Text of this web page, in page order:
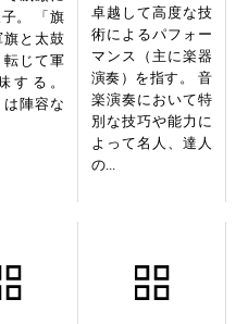
。 「旗
旗と太鼓
転じて軍
する。
は陣容な
卓越して高度な技
術によるパフォー
マンス（主に楽器
演奏）を指す。 音
楽演奏において特
別な技巧や能力に
よって名人、達人
の...